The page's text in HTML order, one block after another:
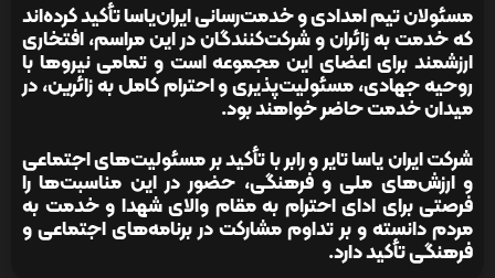
مسئولان تیم امدادی و خدمت‌رسانی ایران‌یاسا تأکید کرده‌اند
که خدمت به زائران و شرکت‌کنندگان در این مراسم، افتخاری
ارزشمند برای اعضای این مجموعه است و تمامی نیروها با
روحیه جهادی، مسئولیت‌پذیری و احترام کامل به زائرین، در
میدان خدمت حاضر خواهند بود.
شرکت ایران یاسا تایر و رابر با تأکید بر مسئولیت‌های اجتماعی
و ارزش‌های ملی و فرهنگی، حضور در این مناسبت‌ها را
فرصتی برای ادای احترام به مقام والای شهدا و خدمت به
مردم دانسته و بر تداوم مشارکت در برنامه‌های اجتماعی و
فرهنگی تأکید دارد.